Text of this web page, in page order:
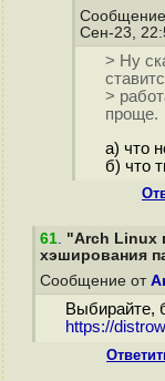
Сен-23,
> Ну
>
проще.
а) что
б) что
61. "Arch Linux
хэширования
Сообщение от
Выбирайте,
https://